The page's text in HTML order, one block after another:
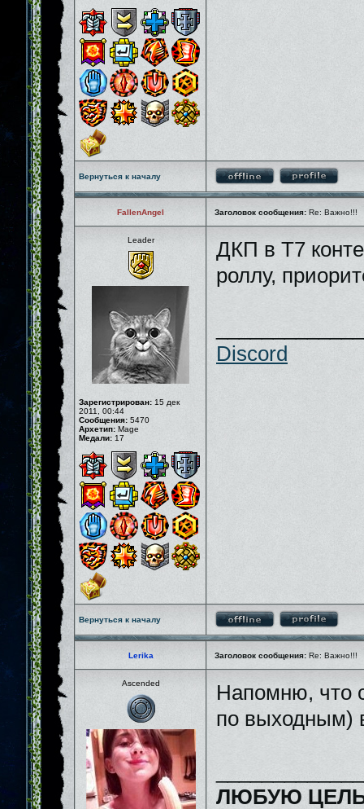
Вернуться к началу
FallenAngel Заголовок сообщения: Re: Важно!!!
Leader
Зарегистрирован: 15 дек
2011, 00:44
Сообщения: 5470
Архетип: Mage
Медали: 17
ДКП в Т7
роллу,
Discord
Вернуться к началу
Lerika Заголовок сообщения: Re: Важно!!!
Ascended
Напомню, что
по выходным)
ЛЮБУЮ